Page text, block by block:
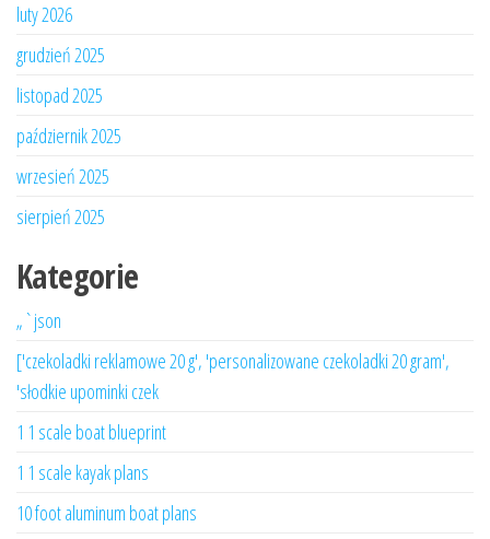
luty 2026
grudzień 2025
listopad 2025
październik 2025
wrzesień 2025
sierpień 2025
Kategorie
„`json
['czekoladki reklamowe 20 g', 'personalizowane czekoladki 20 gram',
'słodkie upominki czek
1 1 scale boat blueprint
1 1 scale kayak plans
10 foot aluminum boat plans